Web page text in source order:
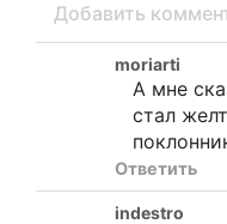
Добавить
moriarti
А мне
стал
Ответить
indestro